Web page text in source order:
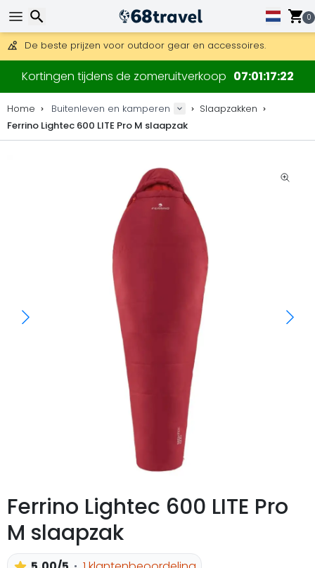
0
DHL Express is ook beschikbaar.
30 dagen retour, 90 dagen voor houten kaarten en
De beste prijzen voor outdoor gear en accessoires.
Kortingen tijdens de zomeruitverkoop 07011722
Home Buitenleven en kamperen
Slaapzakken
Ferrino Lightec 600 LITE Pro M slaapzak
Ferrino Lightec 600 LITE Pro
M slaapzak
Zoeken